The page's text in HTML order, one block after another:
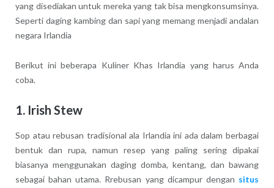
yang disediakan untuk mereka yang tak bisa mengkonsumsinya.
Seperti daging kambing dan sapi yang memang menjadi andalan
negara Irlandia
Berikut ini beberapa Kuliner Khas Irlandia yang harus Anda
coba.
1. Irish Stew
Sop atau rebusan tradisional ala Irlandia ini ada dalam berbagai
bentuk dan rupa, namun resep yang paling sering dipakai
biasanya menggunakan daging domba, kentang, dan bawang
sebagai bahan utama. Rrebusan yang dicampur dengan situs